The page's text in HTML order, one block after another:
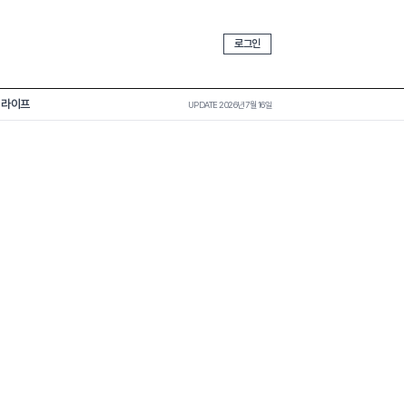
로그인
라이프 UPDATE 2026년 7월 16일